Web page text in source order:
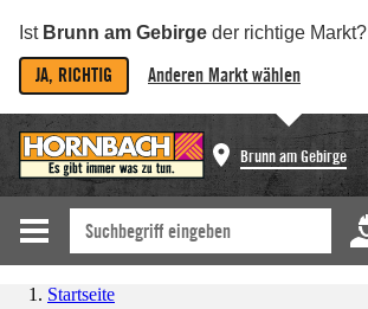
Ist Brunn am Gebirge der richtige Markt?
JA, RICHTIG Anderen Markt wählen
Brunn am Gebirge
Startseite